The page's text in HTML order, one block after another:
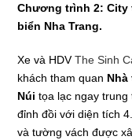
Chương trình 2: City
biển Nha Trang.
Xe và HDVThe Sinh
khách tham quan Nhà
Núi tọa lạc ngay
đỉnh đồi với diện tích
và tường vách được